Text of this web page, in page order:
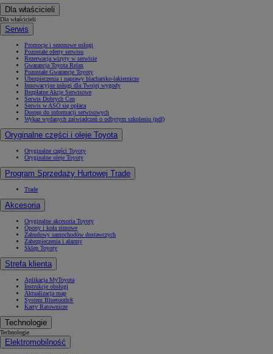
Dla właścicieli
Dla właścicieli
Serwis
Promocje i sezonowe usługi
Pozostałe oferty serwisu
Rezerwacja wizyty w serwisie
Gwarancja Toyota Relax
Pozostałe Gwarancje Toyoty
Ubezpieczenia i naprawy blacharsko-lakiernicze
Innowacyjne usługi dla Twojej wygody
Bezpłatne Akcje Serwisowe
Serwis Dobrych Cen
Serwis w ASO się opłaca
Dostęp do informacji serwisowych
Wykaz wydanych zaświadczeń o odbytym szkoleniu (pdf)
Oryginalne części i oleje Toyota
Oryginalne części Toyoty
Oryginalne oleje Toyoty
Program Sprzedaży Hurtowej Trade
Trade
Akcesoria
Oryginalne akcesoria Toyoty
Opony i koła zimowe
Zabudowy samochodów dostawczych
Zabezpieczenia i alarmy
Sklep Toyoty
Strefa klienta
Aplikacja MyToyota
Instrukcje obsługi
Aktualizacja map
System Bluetooth®
Karty Ratownicze
Technologie
Technologie
Elektromobilność